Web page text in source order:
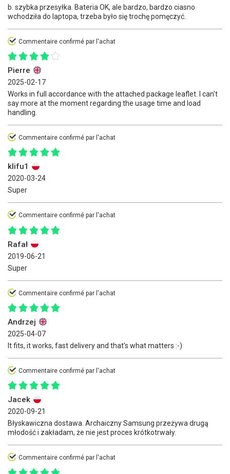
b. szybka przesyłka. Bateria OK, ale bardzo, bardzo ciasno
wchodziła do laptopa, trzeba było się trochę pomęczyć.
Commentaire confirmé par l'achat
Pierre
2025-02-17
Works in full accordance with the attached package leaflet. I can't
say more at the moment regarding the usage time and load
handling.
Commentaire confirmé par l'achat
klifu1
2020-03-24
Super
Commentaire confirmé par l'achat
Rafał
2019-06-21
Super
Commentaire confirmé par l'achat
Andrzej
2025-04-07
It fits, it works, fast delivery and that's what matters :-)
Commentaire confirmé par l'achat
Jacek
2020-09-21
Błyskawiczna dostawa. Archaiczny Samsung przeżywa drugą
młodość i zakładam, że nie jest proces krótkotrwały.
Commentaire confirmé par l'achat